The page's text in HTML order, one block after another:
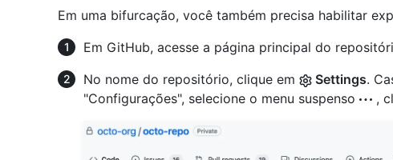
Em uma bifurcação, você também precisa habilitar
Em GitHub, acesse a página principal do
No nome do repositório, clique em
Settings.
"Configurações", selecione o menu suspenso
,